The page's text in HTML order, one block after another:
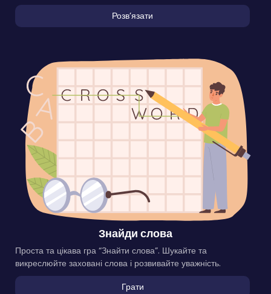
Розвʼязати
Знайди слова
Проста та цікава гра “Знайти слова”. Шукайте та
викреслюйте заховані слова і розвивайте уважність.
Грати